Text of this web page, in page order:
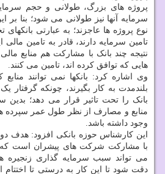
پروژه های بزرگ، طولانی و حجم
سرمایه آنها نیز طولانی می شود؛ بنا بر
نوع پروژه ها عاجزند؛ به عبارتی
تامین سرمایه دارند، قادر به تامین مالی
نتیجه چند بانک با مشارکت هم منابع
هایی که توافق کرده اند، تامین می کنند.
وی اشاره کرد: بانکها نمی توانند
بلندمدت به کار بگیرند، چونکه گرفتار
بانک را تحت تاثیر قرار می دهد؛ بدین
منابع و مصارف از نظر طول عمر سپرده
وجود داشته باشد.
این کارشناس حوزه بانکی افزود: هدف
با مشارکت شرکت های پیشران است که
می تواند سبب سرمایه گذاری زنجیره
دقت شود تا این کار به درستی تا اختتام